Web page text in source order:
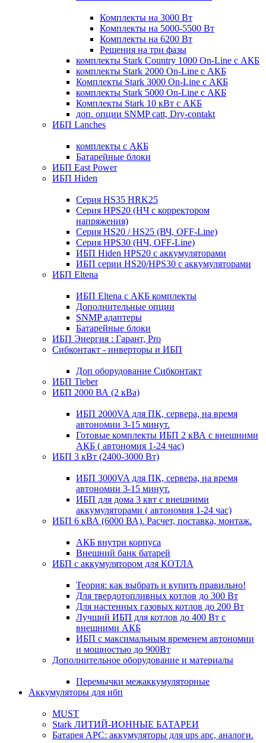
Комплекты на 3000 Вт
Комплекты на 5000-5500 Вт
Комплекты на 6200 Вт
Решения на три фазы
комплекты Stark Country 1000 On-Line с АКБ
комплекты Stark 2000 On-Line с АКБ
Комплекты Stark 3000 On-Line с АКБ
комплекты Stark 5000 On-Line с АКБ
Комплекты Stark 10 кВт с АКБ
доп. опции SNMP catt, Dry-contakt
ИБП Lanches
комплекты с АКБ
Батарейные блоки
ИБП East Power
ИБП Hiden
Серия HS35 HRK25
Серия HPS20 (НЧ с корректором
напряжения)
Серия HS20 / HS25 (ВЧ, OFF-Line)
Серия HPS30 (НЧ, OFF-Line)
ИБП Hiden HPS20 с аккумуляторами
ИБП серии HS20/HPS30 с аккумуляторами
ИБП Eltena
ИБП Eltena с АКБ комплекты
Дополнительные опции
SNMP адаптеры
Батарейные блоки
ИБП Энергия : Гарант, Pro
Сибконтакт - инверторы и ИБП
Доп оборудование Сибконтакт
ИБП Tieber
ИБП 2000 ВА (2 кВа)
ИБП 2000VA для ПК, сервера, на время
автономии 3-15 минут.
Готовые комплекты ИБП 2 кВА с внешними
АКБ ( автономия 1-24 час)
ИБП 3 кВт (2400-3000 Вт)
ИБП 3000VA для ПК, сервера, на время
автономии 3-15 минут.
ИБП для дома 3 квт с внешними
аккумуляторами ( автономия 1-24 час)
ИБП 6 кВА (6000 ВА). Расчет, поставка, монтаж.
АКБ внутри корпуса
Внешний банк батарей
ИБП с аккумулятором для КОТЛА
Теория: как выбрать и купить правильно!
Для твердотопливных котлов до 300 Вт
Для настенных газовых котлов до 200 Вт
Лучший ИБП для котлов до 400 Вт с
внешними АКБ
ИБП с максимальным временем автономии
и мощностью до 900Вт
Дополнительное оборудование и материалы
Перемычки межаккумуляторные
Аккумуляторы для ибп
MUST
Stark ЛИТИЙ-ИОННЫЕ БАТАРЕИ
Батарея APC: аккумуляторы для ups apc, аналоги.